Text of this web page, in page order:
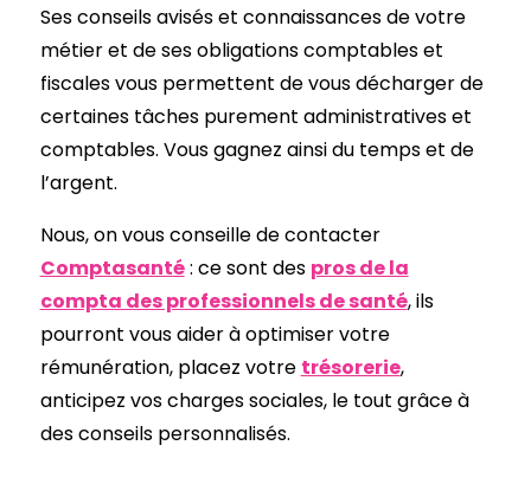
Ses conseils avisés et connaissances de votre
métier et de ses obligations comptables et
fiscales vous permettent de vous décharger de
certaines tâches purement administratives et
comptables. Vous gagnez ainsi du temps et de
l’argent.
Nous, on vous conseille de contacter
Comptasanté: ce sont des pros de la
compta des professionnels de santé, ils
pourront vous aider à optimiser votre
rémunération, placez votre trésorerie,
anticipez vos charges sociales, le tout grâce à
des conseils personnalisés.